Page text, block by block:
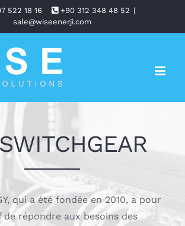
522 18 16 +90 312 348 48 52 |
sale@wiseenerji.com
qui a été fondée en 2010, a pour
de répondre aux besoins des